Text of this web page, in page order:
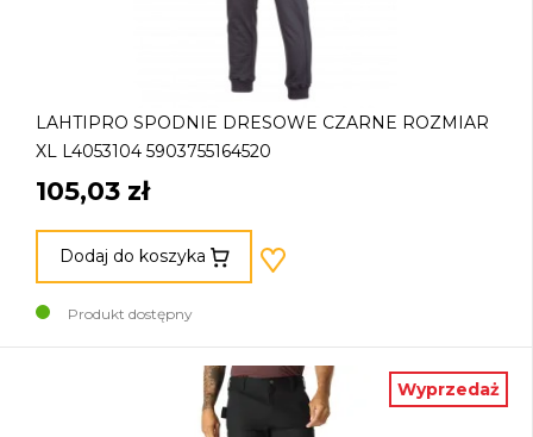
LAHTIPRO SPODNIE DRESOWE CZARNE ROZMIAR
XL L4053104 5903755164520
105,03 zł
Dodaj do koszyka
Produkt dostępny
Wyprzedaż